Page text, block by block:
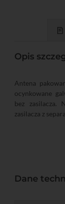
Opis
Antena
ocynkowane
bez zasilacza.
zasilacza z
Dane